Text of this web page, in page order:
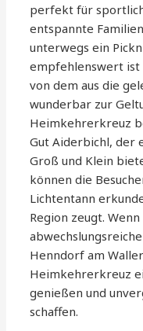
perfekt für
entspannte
unterwegs ein
empfehlenswert ist
von dem aus die
wunderbar zur
Heimkehrerkreuz
Gut Aiderbichl, der
Groß und Klein
können die
Lichtentann
Region zeugt.
Henndorf am
Heimkehrerkreuz
genießen und
schaffen.